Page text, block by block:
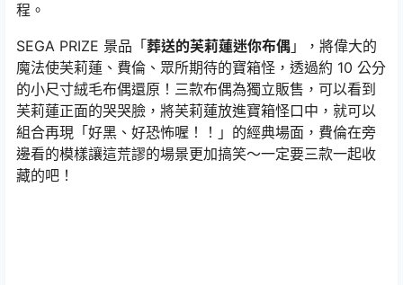
程。
SEGA PRIZE 景品「葬送的芙莉蓮迷你布偶 」，將偉大的
魔法使芙莉蓮、費倫、眾所期待的寶箱怪，透過約 10 公分
的小尺寸絨毛布偶還原！三款布偶為獨立販售，可以看到
芙莉蓮正面的哭哭臉，將芙莉蓮放進寶箱怪口中，就可以
組合再現「好黑、好恐怖喔！！」的經典場面，費倫在旁
邊看的模樣讓這荒謬的場景更加搞笑～一定要三款一起收
藏的吧！